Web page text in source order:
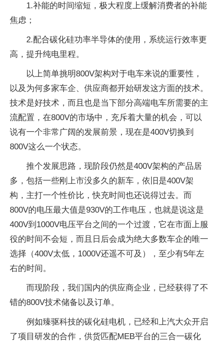
1.补能的时间缩短，极大程度上缓解消费者的补能
焦虑；
2.配合碳化硅功率半导体的使用，系统运行效率更
高，提升纯电里程。
以上简单挑明800V架构对于电车来说的重要性，
以及为何多家车企、供应商都开始研发这方面的技术。
技术是好技术，而且也是当下部分高端电车所需要的主
流配置，在800V的市场中，充斥着大量的机会，可以
说有一个非常广阔的发展前景，现在是400V切换到
800V这么一个状态。
推个发展思路，现阶段仍然是400V架构的产品居
多，包括一些刚上市没多久的新车，依旧是400V架
构，主打一个性价比，快充时间也还说得过去。而
800V的电压最大值是930V的工作电压，也就是说这是
400V到1000V电压平台之间的一个过渡，它在市面上服
役的时间不会短，而且日后会成为绝大多数车企的唯一
选择（400V太低，1000V还遥不可及），至少有5年左
右的时间。
而现阶段，我们国内的供应商企业，已经获得了不
错的800V技术储备以及订单。
例如臻驱科技的碳化硅电机，已经和上汽大众开启
了项目研发的合作，供货匹配MEB平台的三合一碳化